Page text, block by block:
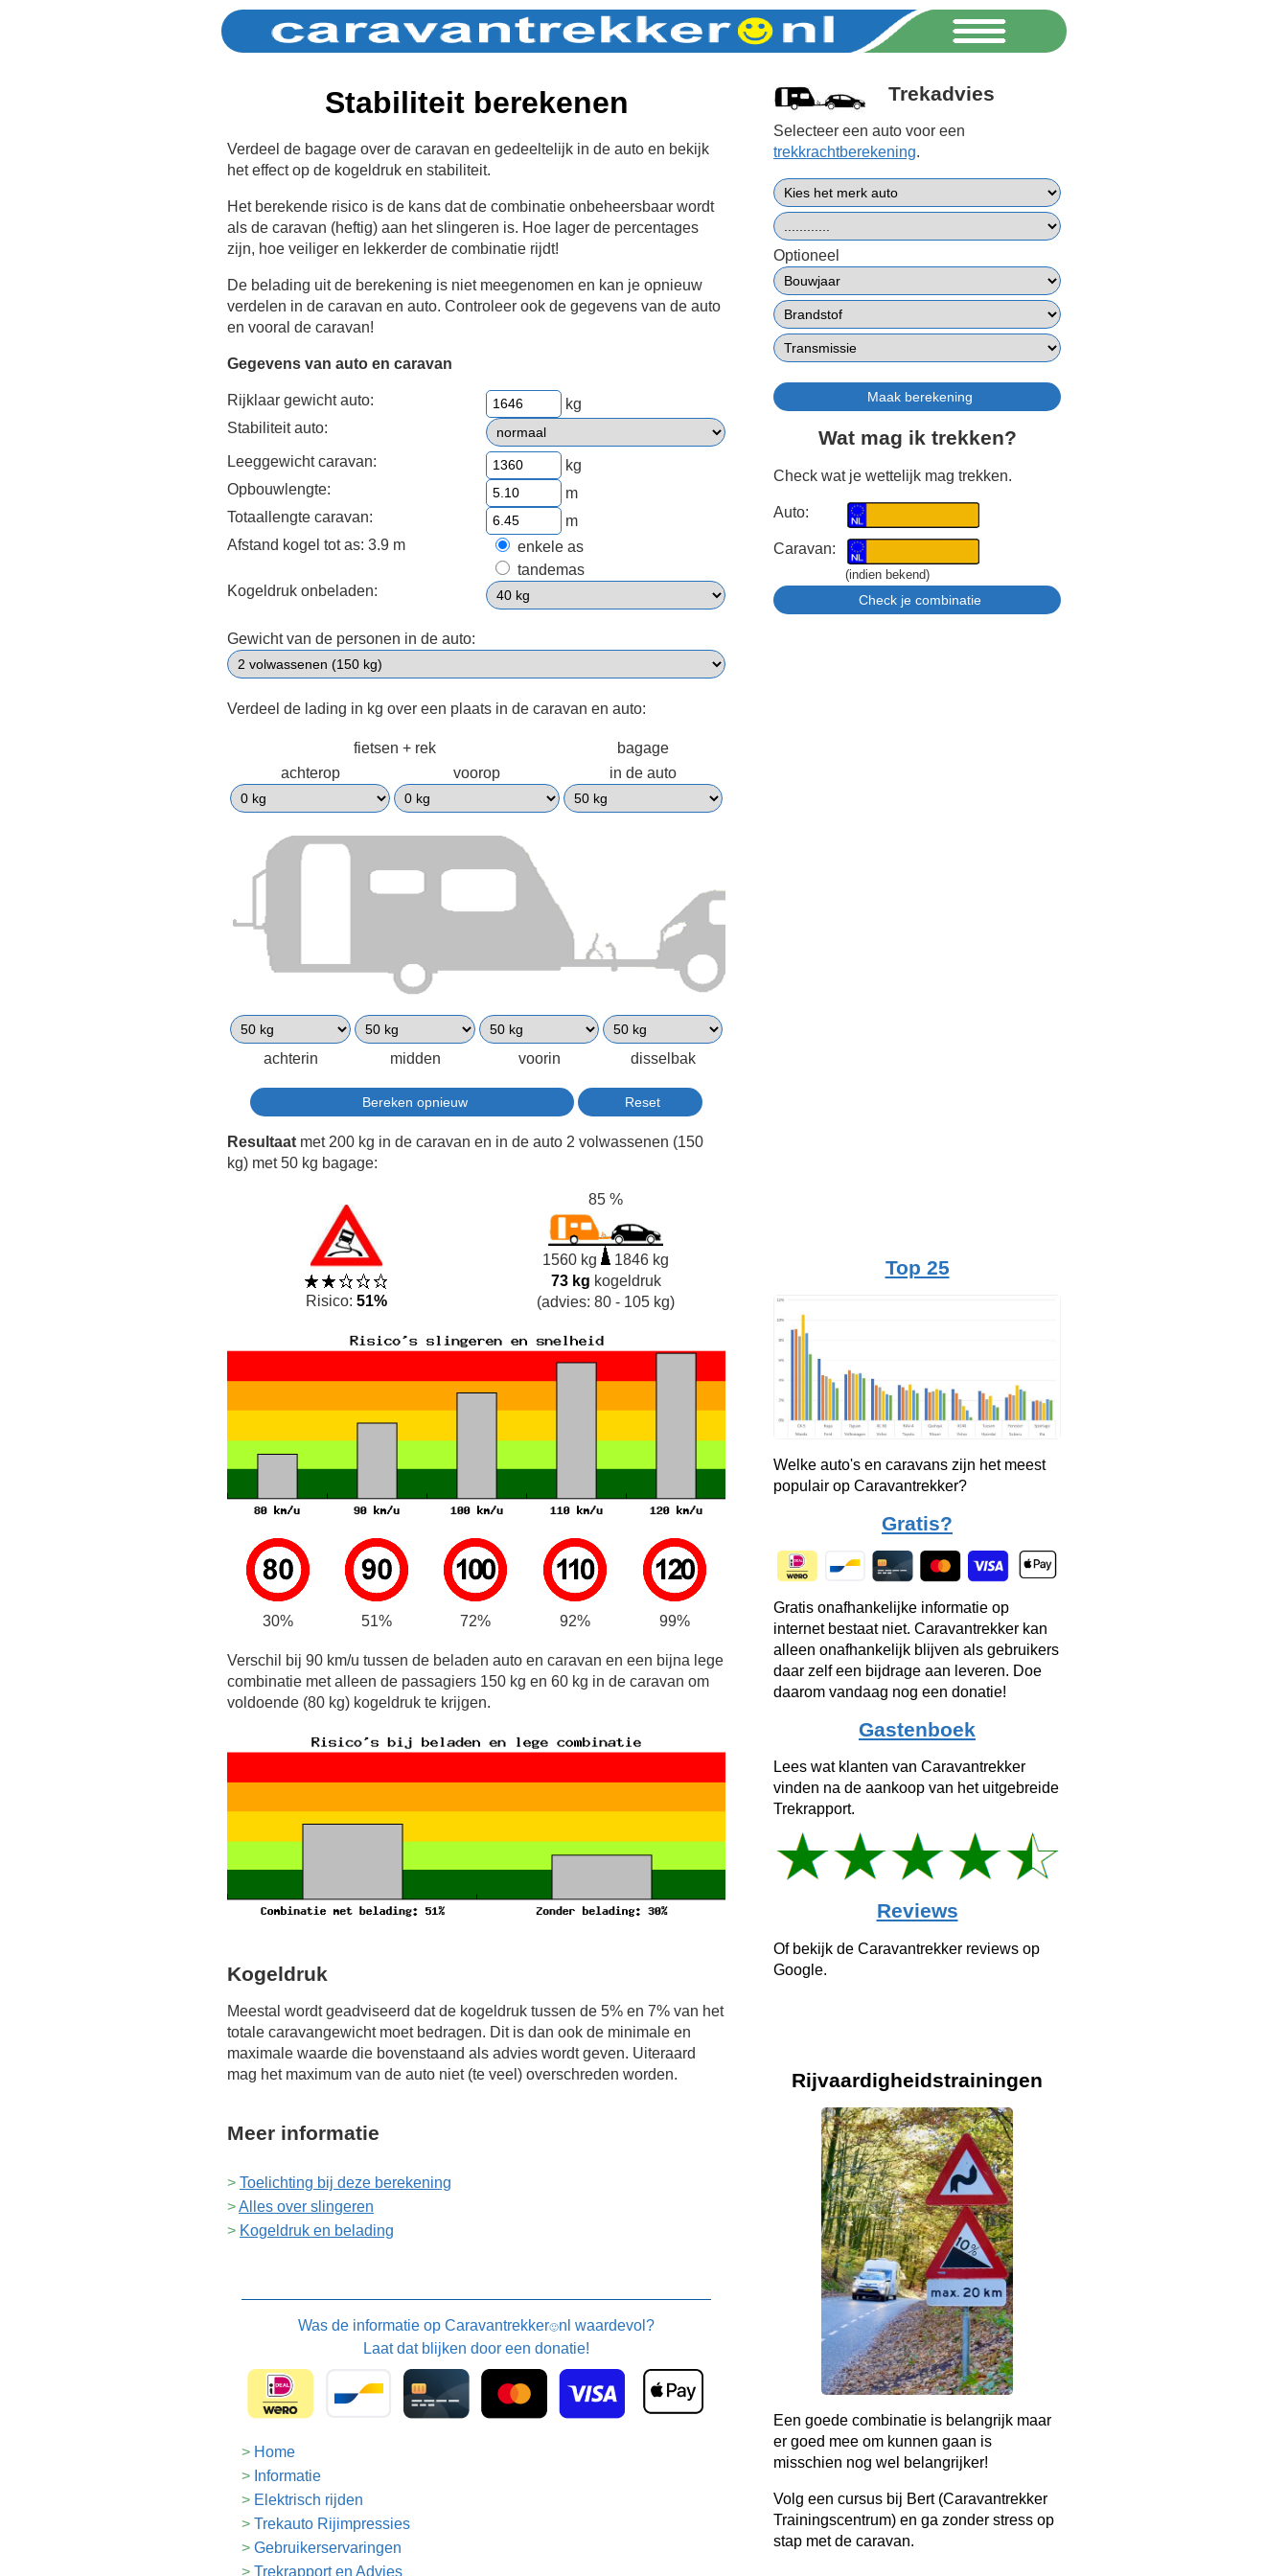
Stabiliteit berekenen
Verdeel de bagage over de caravan en gedeeltelijk in de auto en bekijk
het effect op de kogeldruk en stabiliteit.
Het berekende risico is de kans dat de combinatie onbeheersbaar wordt
als de caravan (heftig) aan het slingeren is. Hoe lager de percentages
zijn, hoe veiliger en lekkerder de combinatie rijdt!
De belading uit de berekening is niet meegenomen en kan je opnieuw
verdelen in de caravan en auto. Controleer ook de gegevens van de auto
en vooral de caravan!
Gegevens van auto en caravan
Rijklaar gewicht auto:
kg
Stabiliteit auto:
Leeggewicht caravan:
kg
Opbouwlengte:
m
Totaallengte caravan:
m
Afstand kogel tot as: 3.9 m
enkele as
tandemas
Kogeldruk onbeladen:
Gewicht van de personen in de auto:
Verdeel de lading in kg over een plaats in de caravan en auto:
fietsen + rek
bagage
achterop
voorop in de auto
achterin midden voorin disselbak
Resultaat met 200 kg in de caravan en in de auto 2 volwassenen (150
kg) met 50 kg bagage:
Risico:51%
85 %
1560 kg
1846 kg
73 kg kogeldruk
(advies: 80 - 105 kg)
30% 51% 72% 92% 99%
Verschil bij 90 km/u tussen de beladen auto en caravan en een bijna lege
combinatie met alleen de passagiers 150 kg en 60 kg in de caravan om
voldoende (80 kg) kogeldruk te krijgen.
Kogeldruk
Meestal wordt geadviseerd dat de kogeldruk tussen de 5% en 7% van het
totale caravangewicht moet bedragen. Dit is dan ook de minimale en
maximale waarde die bovenstaand als advies wordt geven. Uiteraard
mag het maximum van de auto niet (te veel) overschreden worden.
Meer informatie
Toelichting bij deze berekening
Alles over slingeren
Kogeldruk en belading
Trekadvies
Selecteer een auto voor een
trekkrachtberekening.
Optioneel
Wat mag ik trekken?
Check wat je wettelijk mag trekken.
Auto:
Caravan:
(indien bekend)
Top 25
Welke auto's en caravans zijn het meest
populair op Caravantrekker?
Gratis?
Gratis onafhankelijke informatie op
internet bestaat niet. Caravantrekker kan
alleen onafhankelijk blijven als gebruikers
daar zelf een bijdrage aan leveren. Doe
daarom vandaag nog een donatie!
Gastenboek
Lees wat klanten van Caravantrekker
vinden na de aankoop van het uitgebreide
Trekrapport.
Reviews
Of bekijk de Caravantrekker reviews op
Google.
Rijvaardigheids­trainingen
Een goede combinatie is belangrijk maar
er goed mee om kunnen gaan is
misschien nog wel belangrijker!
Volg een cursus bij Bert (Caravantrekker
Trainingscentrum) en ga zonder stress op
stap met de caravan.
Was de informatie op Caravantrekker🙂nl waardevol?
Laat dat blijken door een donatie!
Home
Informatie
Elektrisch rijden
Trekauto Rijimpressies
Gebruikerservaringen
Trekrapport en Advies